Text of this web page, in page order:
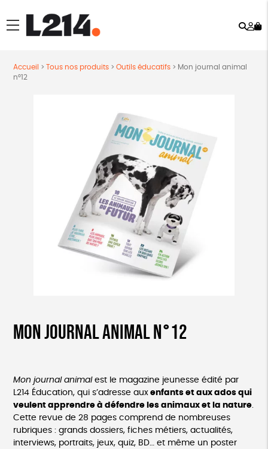
menu
Accueil > Tous nos produits> Outils éducatifs> Mon journal animal
n°12
Mon journal animal n°12
Mon journal animalest le magazine jeunesse édité par
L214 Éducation, qui s’adresse auxenfants et aux ados qui
veulent apprendre à défendre les animaux et la nature.
Cette revue de 28 pages comprend de nombreuses
rubriques : grands dossiers, fiches métiers, actualités,
interviews, portraits, jeux, quiz, BD… et même un poster